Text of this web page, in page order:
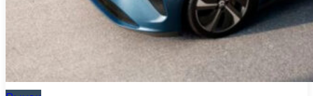
Інфраструктура
Обзоры